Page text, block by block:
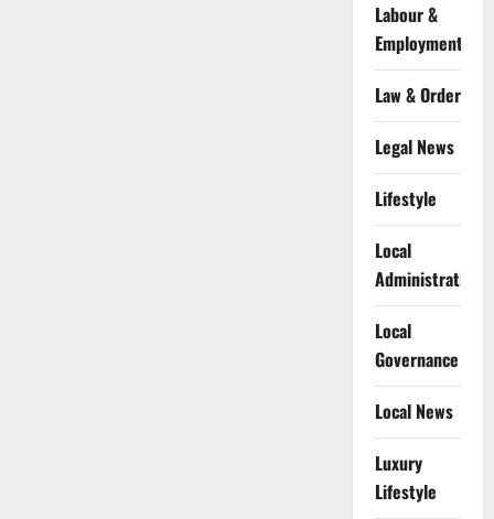
Labour &
Employment
Law & Order
Legal News
Lifestyle
Local
Administration
Local
Governance
Local News
Luxury
Lifestyle